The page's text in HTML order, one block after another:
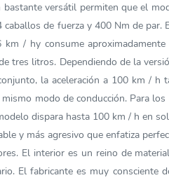
versátil permiten que el
de fuerza y 400 Nm de
/ hy consume
tres litros. Dependiendo de la
la aceleración a 100 km /
modo de conducción. Para
dispara hasta 100 km / h en
y más agresivo que enfatiza
El interior es un reino de
El fabricante es muy consciente